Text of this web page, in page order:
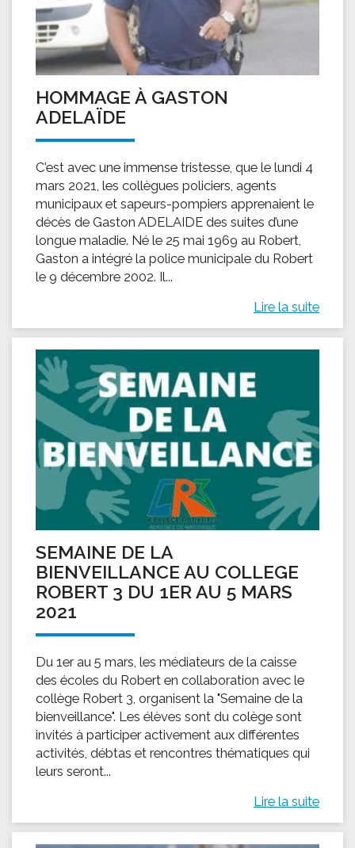
HOMMAGE À GASTON
ADELAÏDE
C’est avec une immense tristesse, que le lundi 4
mars 2021, les collègues policiers, agents
municipaux et sapeurs-pompiers apprenaient le
décès de Gaston ADELAIDE des suites d’une
longue maladie. Né le 25 mai 1969 au Robert,
Gaston a intégré la police municipale du Robert
le 9 décembre 2002. Il...
Lire la suite
SEMAINE DE LA
BIENVEILLANCE AU COLLEGE
ROBERT 3 DU 1ER AU 5 MARS
2021
Du 1er au 5 mars, les médiateurs de la caisse
des écoles du Robert en collaboration avec le
collège Robert 3, organisent la "Semaine de la
bienveillance". Les élèves sont du colège sont
invités à participer activement aux différentes
activités, débtas et rencontres thématiques qui
leurs seront...
Lire la suite